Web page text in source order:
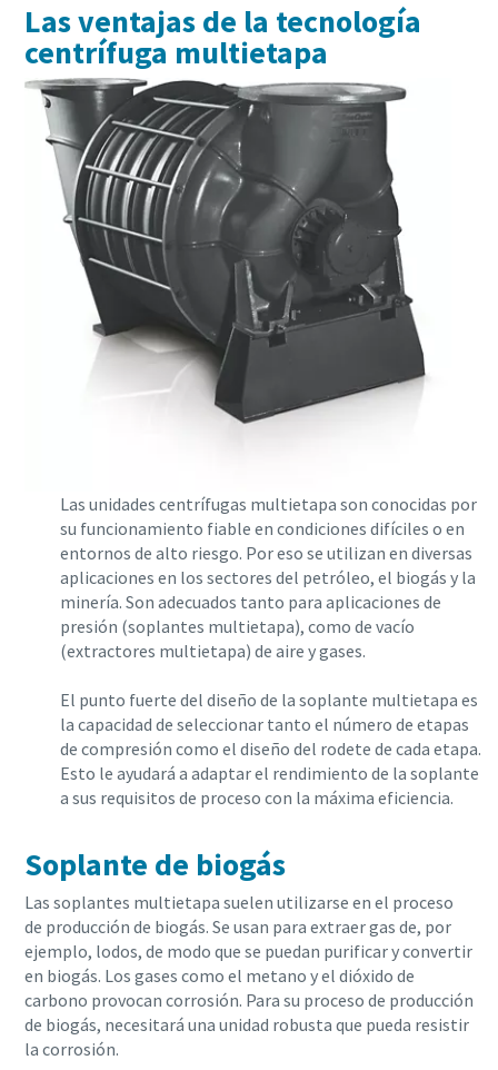
Aire comprimido y nitrógeno para la industria
de alimentación y bebidas
El sabor, la calidad y la seguridad son la constante en la
industria de alimentación y bebidas, pero hay un
ingrediente fundamental que no se tiene en cuenta: el aire
comprimido. En este libro electrónico nos centraremos en
las soluciones de aire comprimido y nitrógeno para la
industria de alimentación y bebidas.
Las ventajas de la tecnología
centrífuga multietapa
Las unidades centrífugas multietapa son conocidas por
su funcionamiento fiable en condiciones difíciles o en
entornos de alto riesgo. Por eso se utilizan en diversas
aplicaciones en los sectores del petróleo, el biogás y la
minería. Son adecuados tanto para aplicaciones de
presión (soplantes multietapa), como de vacío
(extractores multietapa) de aire y gases.
El punto fuerte del diseño de la soplante multietapa es
la capacidad de seleccionar tanto el número de etapas
de compresión como el diseño del rodete de cada etapa.
Esto le ayudará a adaptar el rendimiento de la soplante
a sus requisitos de proceso con la máxima eficiencia.
Soplante de biogás
Las soplantes multietapa suelen utilizarse en el proceso
de producción de biogás. Se usan para extraer gas de, por
ejemplo, lodos, de modo que se puedan purificar y convertir
en biogás. Los gases como el metano y el dióxido de
carbono provocan corrosión. Para su proceso de producción
de biogás, necesitará una unidad robusta que pueda resistir
la corrosión.